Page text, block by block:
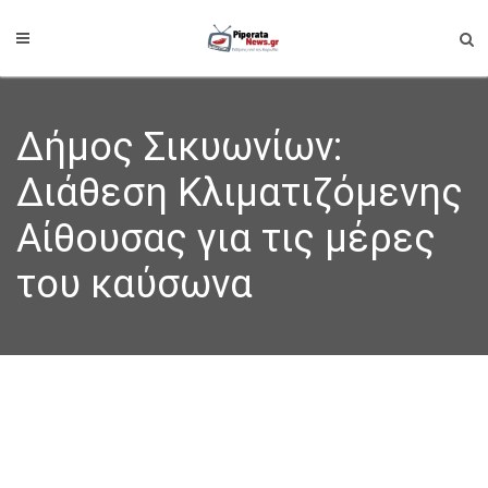
Δήμος Σικυωνίων:
Διάθεση Κλιματιζόμενης
Αίθουσας για τις μέρες
του καύσωνα